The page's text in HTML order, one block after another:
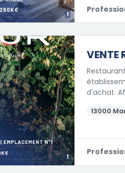
1
1
d'achat.
13000